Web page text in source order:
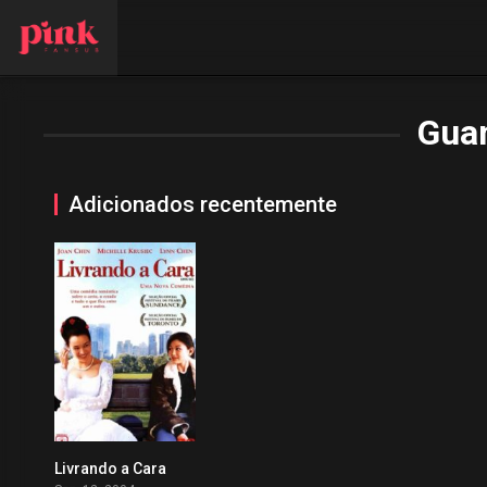
Adicionados recentemente
Livrando a Cara